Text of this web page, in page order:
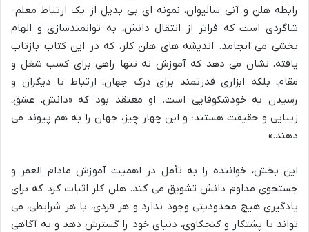
رابطه هلن و آنی سالیوان، نمونه ای بی بدیل از یک ارتباط معلم-
شاگردی است که فراتر از انتقال دانش، به توانمندسازی و الهام
بخشی می انجامد. اندیشه های هلن کلر، که در این کتاب بازتاب
یافته، نشان می دهد که آموزش نه تنها راهی برای کسب شغل و
مقام، بلکه ابزاری قدرتمند برای درک جهان، ارتباط با دیگران و
رسیدن به خودشکوفایی است. او معتقد بود که «دانش، عشق،
زیبایی و حقیقت هستند؛ و این چهار چیز، جهان را به هم پیوند می
دهند.»
این بخش، خواننده را به تأمل در اهمیت آموزش مادام العمر و
جستجوی مداوم دانش تشویق می کند. هلن کلر اثبات کرد که برای
یادگیری هیچ محدودیتی وجود ندارد و هر فردی، با هر شرایطی، می
تواند با پشتکار و کنجکاوی، دنیای خود را گسترش دهد و به آگاهی